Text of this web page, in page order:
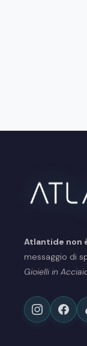
Atlantide non
messaggio di
Gioielli in